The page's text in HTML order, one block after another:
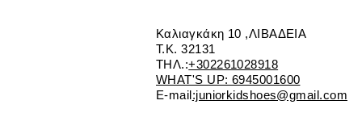
Καλιαγκάκη 10 ,ΛΙΒΑΔΕΙΑ
Τ.Κ. 32131
ΤΗΛ.:+302261028918
WHAT'S UP: 6945001600
E-mail:juniorkidshoes@gmail.com